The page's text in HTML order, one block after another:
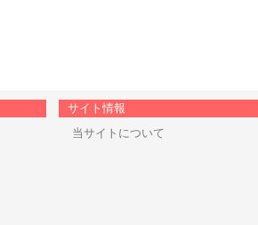
サイト情報
当サイトについて